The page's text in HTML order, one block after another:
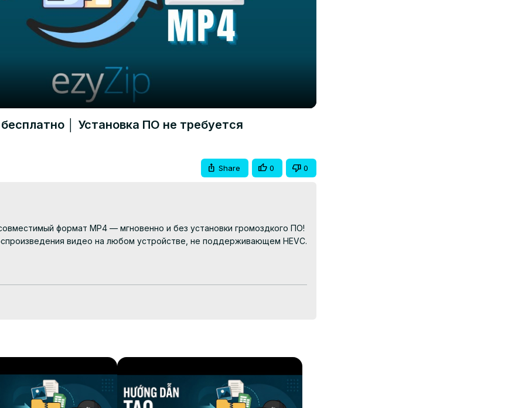
│ Установка ПО не требуется
Share 0 0
формат MP4 — мгновенно и без установки громоздкого ПО!
видео на любом устройстве, не поддерживающем HEVC.
обработать ваш файл.
качество и управляемый размер файла.
#ezyzip